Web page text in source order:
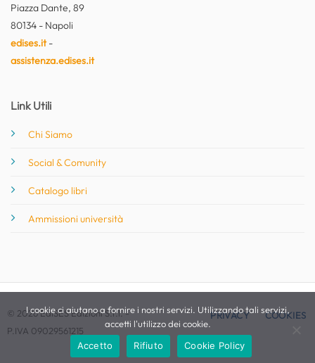
Piazza Dante, 89
80134 - Napoli
edises.it-
assistenza.edises.it
Link Utili
Chi Siamo
Social & Comunity
Catalogo libri
Ammissioni università
© 2026 EdiSES Edizioni S.r.l. -
P.IVA 09029561215
PRIVACY COOKIES
I cookie ci aiutano a fornire i nostri servizi. Utilizzando tali servizi,
accetti l'utilizzo dei cookie.
Accetto
Rifiuto Cookie Policy